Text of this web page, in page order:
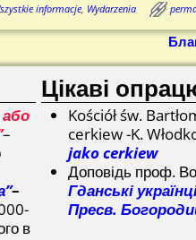
informacje, Wydarzenia
або
–
–
в
Цікаві
Kościół św.
cerkiew -K.
jako cerkiew
Доповідь проф.
Гданські
Пресв.